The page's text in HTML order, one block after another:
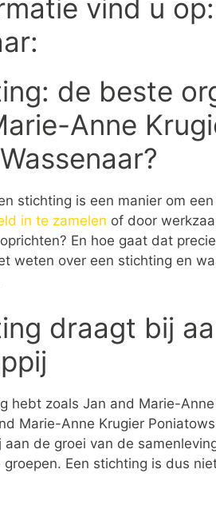
vind u op:
de beste
Anne
stichting is een manier om
in te zamelen of door
En hoe gaat dat
weten over een stichting en
draagt bij
hebt zoals Jan and Marie-
Marie-Anne Krugier
aan de groei van de
groepen. Een stichting is dus